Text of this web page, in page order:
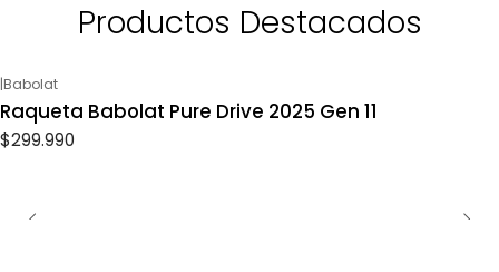
Productos Destacados
|Babolat
Raqueta Babolat Pure Drive 2025 Gen 11
$299.990